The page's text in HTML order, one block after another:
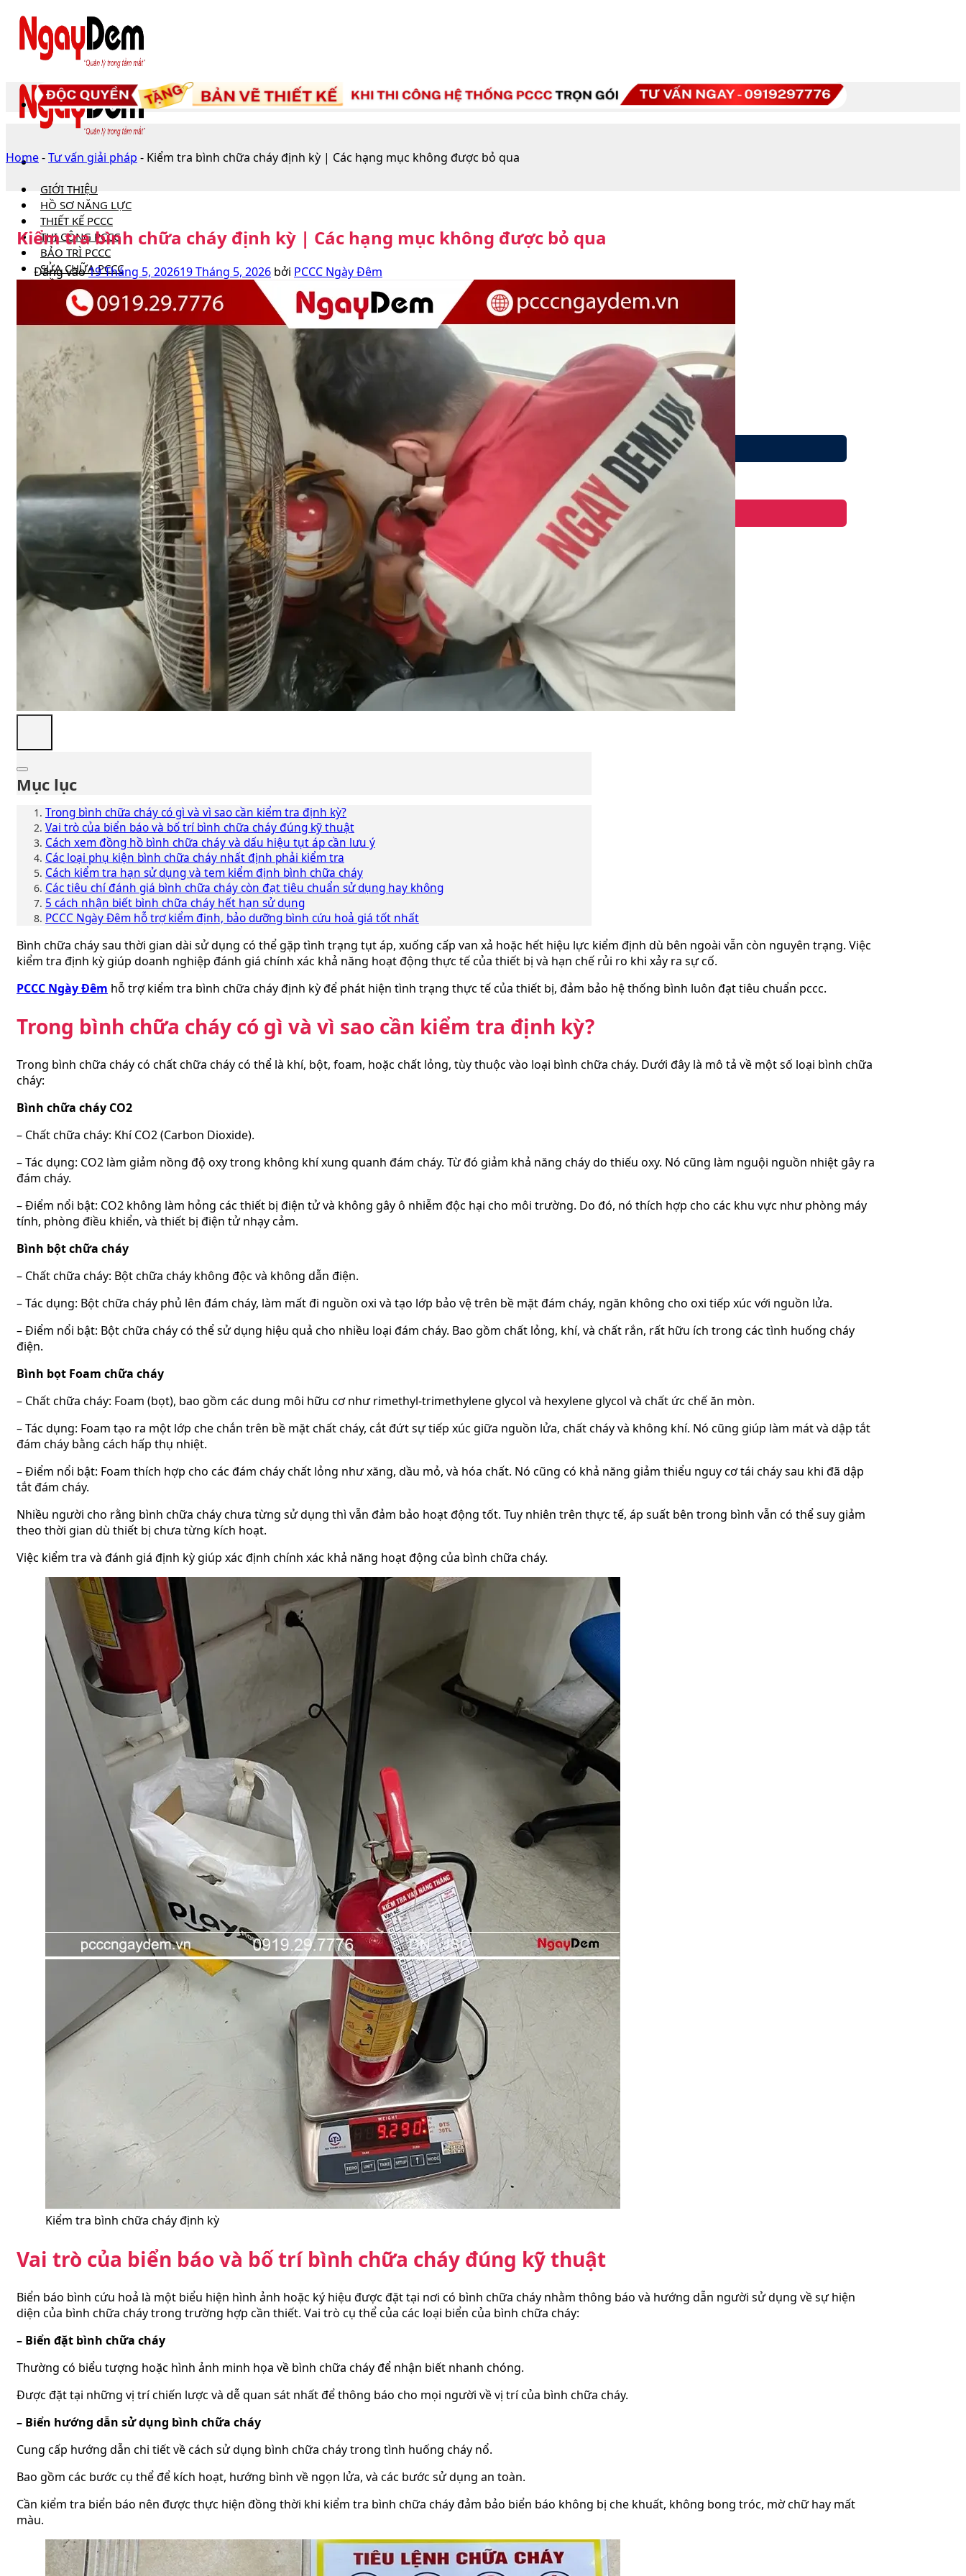
qua
GIỚI THIỆU
HỒ SƠ NĂNG LỰC
THIẾT KẾ PCCC
THI CÔNG PCCC
BẢO TRÌ PCCC
SỬA CHỮA PCCC
HỒ SƠ PCCC
TIN TỨC
Câu hỏi thường gặp
Tư vấn giải pháp
Báo giá & chi phí
Quy định & Pháp lý
Thiết bị & công nghệ mới
DỰ ÁN
LIÊN HỆ
Nhận báo giá
Home-Tư vấn giải pháp - Kiểm tra bình chữa cháy định kỳ | Các hạng mục không được bỏ qua
Kiểm tra bình chữa cháy định kỳ | Các hạng mục không được bỏ qua
Đăng vào19 Tháng 5, 202619 Tháng 5, 2026 bởi PCCC Ngày Đêm
Mục lục
Trong bình chữa cháy có gì và vì sao cần kiểm tra định kỳ?
Vai trò của biển báo và bố trí bình chữa cháy đúng kỹ thuật
Cách xem đồng hồ bình chữa cháy và dấu hiệu tụt áp cần lưu ý
Các loại phụ kiện bình chữa cháy nhất định phải kiểm tra
Cách kiểm tra hạn sử dụng và tem kiểm định bình chữa cháy
Các tiêu chí đánh giá bình chữa cháy còn đạt tiêu chuẩn sử dụng hay không
5 cách nhận biết bình chữa cháy hết hạn sử dụng
PCCC Ngày Đêm hỗ trợ kiểm định, bảo dưỡng bình cứu hoả giá tốt nhất
Bình chữa cháy sau thời gian dài sử dụng có thể gặp tình trạng tụt áp, xuống cấp van xả hoặc hết hiệu lực kiểm định dù bên ngoài vẫn còn nguyên trạng. Việc
kiểm tra định kỳ giúp doanh nghiệp đánh giá chính xác khả năng hoạt động thực tế của thiết bị và hạn chế rủi ro khi xảy ra sự cố.
PCCC Ngày Đêm hỗ trợ kiểm tra bình chữa cháy định kỳ để phát hiện tình trạng thực tế của thiết bị, đảm bảo hệ thống bình luôn đạt tiêu chuẩn pccc.
Trong bình chữa cháy có gì và vì sao cần kiểm tra định kỳ?
Trong bình chữa cháy có chất chữa cháy có thể là khí, bột, foam, hoặc chất lỏng, tùy thuộc vào loại bình chữa cháy. Dưới đây là mô tả về một số loại bình chữa
cháy:
Bình chữa cháy CO2
– Chất chữa cháy: Khí CO2 (Carbon Dioxide).
– Tác dụng: CO2 làm giảm nồng độ oxy trong không khí xung quanh đám cháy. Từ đó giảm khả năng cháy do thiếu oxy. Nó cũng làm nguội nguồn nhiệt gây ra
đám cháy.
– Điểm nổi bật: CO2 không làm hỏng các thiết bị điện tử và không gây ô nhiễm độc hại cho môi trường. Do đó, nó thích hợp cho các khu vực như phòng máy
tính, phòng điều khiển, và thiết bị điện tử nhạy cảm.
Bình bột chữa cháy
– Chất chữa cháy: Bột chữa cháy không độc và không dẫn điện.
– Tác dụng: Bột chữa cháy phủ lên đám cháy, làm mất đi nguồn oxi và tạo lớp bảo vệ trên bề mặt đám cháy, ngăn không cho oxi tiếp xúc với nguồn lửa.
– Điểm nổi bật: Bột chữa cháy có thể sử dụng hiệu quả cho nhiều loại đám cháy. Bao gồm chất lỏng, khí, và chất rắn, rất hữu ích trong các tình huống cháy
điện.
Bình bọt Foam chữa cháy
– Chất chữa cháy: Foam (bọt), bao gồm các dung môi hữu cơ như rimethyl-trimethylene glycol và hexylene glycol và chất ức chế ăn mòn.
– Tác dụng: Foam tạo ra một lớp che chắn trên bề mặt chất cháy, cắt đứt sự tiếp xúc giữa nguồn lửa, chất cháy và không khí. Nó cũng giúp làm mát và dập tắt
đám cháy bằng cách hấp thụ nhiệt.
– Điểm nổi bật: Foam thích hợp cho các đám cháy chất lỏng như xăng, dầu mỏ, và hóa chất. Nó cũng có khả năng giảm thiểu nguy cơ tái cháy sau khi đã dập
tắt đám cháy.
Nhiều người cho rằng bình chữa cháy chưa từng sử dụng thì vẫn đảm bảo hoạt động tốt. Tuy nhiên trên thực tế, áp suất bên trong bình vẫn có thể suy giảm
theo thời gian dù thiết bị chưa từng kích hoạt.
Việc kiểm tra và đánh giá định kỳ giúp xác định chính xác khả năng hoạt động của bình chữa cháy.
Kiểm tra bình chữa cháy định kỳ
Vai trò của biển báo và bố trí bình chữa cháy đúng kỹ thuật
Biển báo bình cứu hoả là một biểu hiện hình ảnh hoặc ký hiệu được đặt tại nơi có bình chữa cháy nhằm thông báo và hướng dẫn người sử dụng về sự hiện
diện của bình chữa cháy trong trường hợp cần thiết. Vai trò cụ thể của các loại biển của bình chữa cháy:
– Biển đặt bình chữa cháy
Thường có biểu tượng hoặc hình ảnh minh họa về bình chữa cháy để nhận biết nhanh chóng.
Được đặt tại những vị trí chiến lược và dễ quan sát nhất để thông báo cho mọi người về vị trí của bình chữa cháy.
– Biển hướng dẫn sử dụng bình chữa cháy
Cung cấp hướng dẫn chi tiết về cách sử dụng bình chữa cháy trong tình huống cháy nổ.
Bao gồm các bước cụ thể để kích hoạt, hướng bình về ngọn lửa, và các bước sử dụng an toàn.
Cần kiểm tra biển báo nên được thực hiện đồng thời khi kiểm tra bình chữa cháy đảm bảo biển báo không bị che khuất, không bong tróc, mờ chữ hay mất
màu.